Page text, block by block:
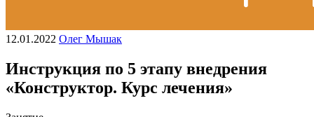
12.01.2022 Олег Мышак
Инструкция по 5 этапу внедрения
«Конструктор. Курс лечения»